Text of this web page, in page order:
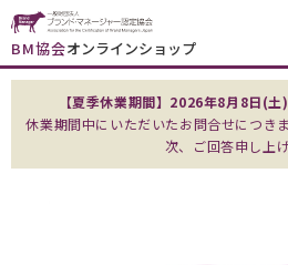
BM協会オンラインショップ
【夏季休業期間】2026年8月8日(
休業期間中にいただいたお問合せにつき
次、ご回答申し上げ